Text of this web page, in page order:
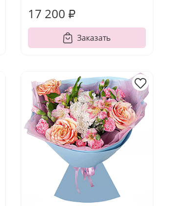
17 200 ₽
Заказать